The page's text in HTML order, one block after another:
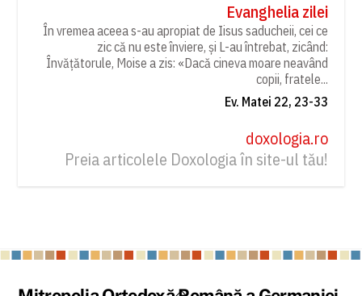
Evanghelia zilei
În vremea aceea s-au apropiat de Iisus saducheii, cei ce
zic că nu este înviere, și L-au întrebat, zicând:
Învățătorule, Moise a zis: «Dacă cineva moare neavând
copii, fratele...
Ev. Matei 22, 23-33
doxologia.ro
Preia articolele Doxologia în site-ul tău!
Back